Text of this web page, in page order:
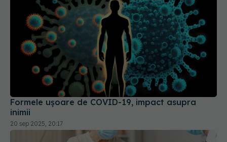
Formele ușoare de COVID-19, impact asupra
inimii
20 sep 2025, 20:17